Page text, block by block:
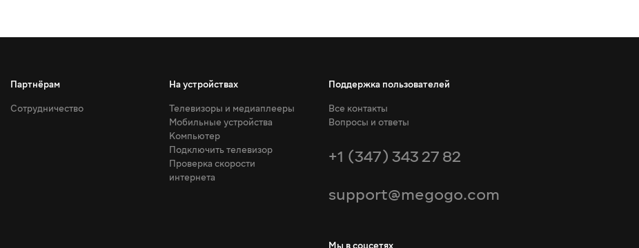
Партнёрам
Сотрудничество
На устройствах
Телевизоры и медиаплееры
Мобильные устройства
Компьютер
Подключить телевизор
Проверка скорости
интернета
Поддержка пользователей
Все контакты
Вопросы и ответы
+1 (347) 343 27 82
support@megogo.com